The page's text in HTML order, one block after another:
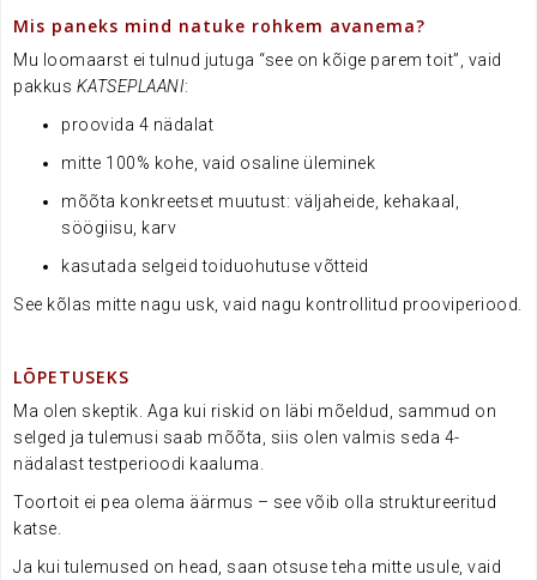
Mis paneks mind natuke rohkem avanema?
Mu loomaarst ei tulnud jutuga “see on kõige parem toit”, vaid
pakkus KATSEPLAANI:
proovida 4 nädalat
mitte 100% kohe, vaid osaline üleminek
mõõta konkreetset muutust: väljaheide, kehakaal,
söögiisu, karv
kasutada selgeid toiduohutuse võtteid
See kõlas mitte nagu usk, vaid nagu kontrollitud prooviperiood.
LÕPETUSEKS
Ma olen skeptik. Aga kui riskid on läbi mõeldud, sammud on
selged ja tulemusi saab mõõta, siis olen valmis seda 4-
nädalast testperioodi kaaluma.
Toortoit ei pea olema äärmus – see võib olla struktureeritud
katse.
Ja kui tulemused on head, saan otsuse teha mitte usule, vaid